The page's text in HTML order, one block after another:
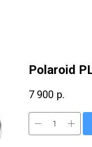
Polaroid
7 900 р.